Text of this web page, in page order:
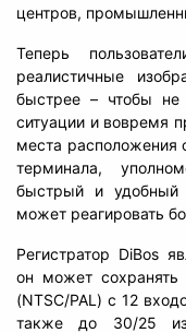
центров,
Теперь
реалистичные
быстрее – чтобы
ситуации и вовремя
места расположения
терминала,
быстрый и
может реагировать
Регистратор DiBos
он может
(NTSC/PAL) с 12
также до 30/25